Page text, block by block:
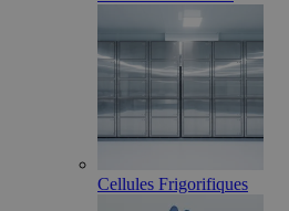
Cellules Frigorifiques